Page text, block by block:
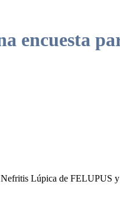
encuesta